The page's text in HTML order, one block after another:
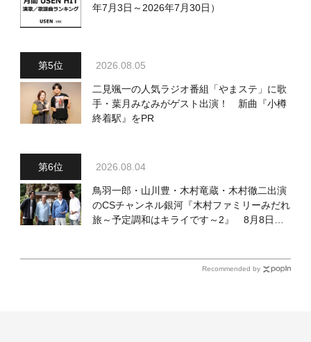
年7月3日～2026年7月30日）
2026.08.05
二見颯一の人気ラジオ番組「やまステ」に歌
手・葉月みなみがゲスト出演！ 新曲『小樽
終着駅』をPR
2026.08.04
鳥羽一郎・山川豊・木村竜蔵・木村徹二出演
のCSチャンネル銀河『木村ファミリーみだれ
旅～予定調和はキライです～2』 8月8日
Recommended by